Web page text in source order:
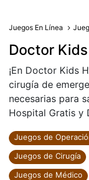
Juegos En Línea
Doctor
¡En Doctor Kids
cirugía de
necesarias para
Hospital Gratis y
Juegos de
Juegos de Cirugía
Juegos de Médico